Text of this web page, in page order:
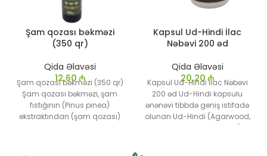
Şam qozası bəkməzi
(350 qr)
Qida Əlavəsi
12,60₼
Şam qozası bəkməzi (350 qr)
Şam qozası bəkməzi, şam
fıstığının (Pinus pinea)
ekstraktından (şam qozası)
Kapsul Ud-Hindi İlac
Nəbəvi 200 əd
Qida Əlavəsi
20,20₼
Kapsul Ud-Hindi İlac Nəbəvi
200 əd Ud-Hindi kapsulu
ənənəvi tibbdə geniş istifadə
olunan Ud-Hindi (Agarwood,
Aquilaria malaccensis)